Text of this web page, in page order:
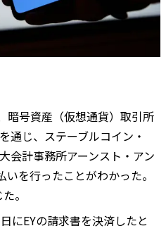
暗号資産（仮想通貨）取引所
通じ、ステーブルコイン・
会計事務所アーンスト・アン
いを行ったことがわかった。
。
にEYの請求書を決済したと